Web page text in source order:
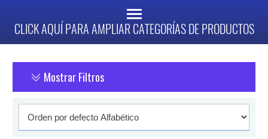
CLICK AQUÍ PARA AMPLIAR CATEGORÍAS DE PRODUCTOS
Mostrar Filtros